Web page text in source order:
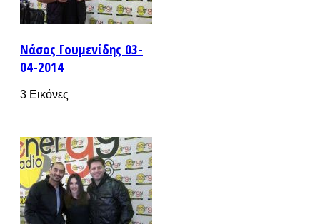
Νάσος Γουμενίδης 03-
04-2014
3 Εικόνες